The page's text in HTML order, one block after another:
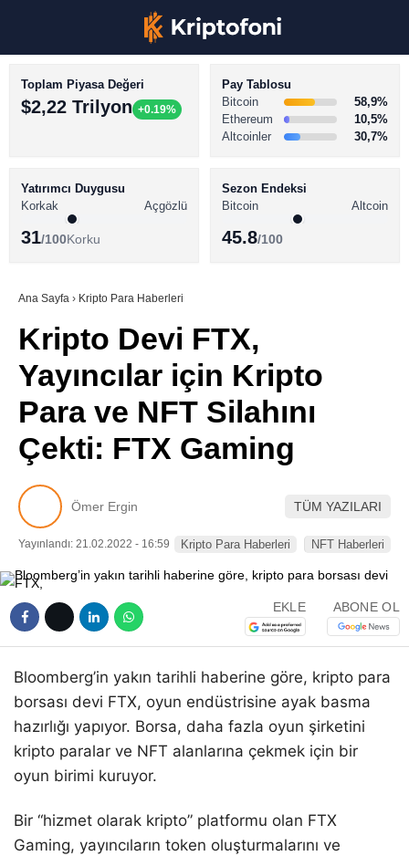
TikTok
Telegram
BİTCOİN HABERLERİ
ALTCOİN HABERLERİ
SÖZLÜK
Toplam Piyasa Değeri
$2,22 Trilyon +0.19%
Pay Tablosu
Bitcoin
58,9%
Ethereum
10,5%
Altcoinler
30,7%
Yatırımcı Duygusu
Korkak
Açgözlü
31/100Korku
Sezon Endeksi
Bitcoin
Altcoin
45.8/100
Ana Sayfa › Kripto Para Haberleri
Kripto Devi FTX,
Yayıncılar için Kripto
Para ve NFT Silahını
Çekti: FTX Gaming
Ömer Ergin TÜM YAZILARI
Yayınlandı: 21.02.2022 - 16:59 Kripto Para Haberleri NFT Haberleri
EKLE ABONE OL
Bloomberg’in yakın tarihli haberine göre, kripto para
borsası devi FTX, oyun endüstrisine ayak basma
hazırlığı yapıyor. Borsa, daha fazla oyun şirketini
kripto paralar ve NFT alanlarına çekmek için bir
oyun birimi kuruyor.
Bir “hizmet olarak kripto” platformu olan FTX
Gaming, yayıncıların token oluşturmalarını ve